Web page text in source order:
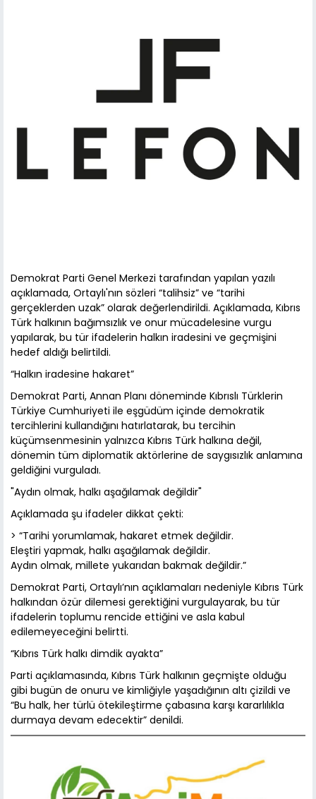
Demokrat Parti Genel Merkezi tarafından yapılan yazılı
açıklamada, Ortaylı'nın sözleri “talihsiz” ve “tarihi
gerçeklerden uzak” olarak değerlendirildi. Açıklamada, Kıbrıs
Türk halkının bağımsızlık ve onur mücadelesine vurgu
yapılarak, bu tür ifadelerin halkın iradesini ve geçmişini
hedef aldığı belirtildi.
“Halkın iradesine hakaret”
Demokrat Parti, Annan Planı döneminde Kıbrıslı Türklerin
Türkiye Cumhuriyeti ile eşgüdüm içinde demokratik
tercihlerini kullandığını hatırlatarak, bu tercihin
küçümsenmesinin yalnızca Kıbrıs Türk halkına değil,
dönemin tüm diplomatik aktörlerine de saygısızlık anlamına
geldiğini vurguladı.
"Aydın olmak, halkı aşağılamak değildir"
Açıklamada şu ifadeler dikkat çekti:
> “Tarihi yorumlamak, hakaret etmek değildir.
Eleştiri yapmak, halkı aşağılamak değildir.
Aydın olmak, millete yukarıdan bakmak değildir.”
Demokrat Parti, Ortaylı’nın açıklamaları nedeniyle Kıbrıs Türk
halkından özür dilemesi gerektiğini vurgulayarak, bu tür
ifadelerin toplumu rencide ettiğini ve asla kabul
edilemeyeceğini belirtti.
“Kıbrıs Türk halkı dimdik ayakta”
Parti açıklamasında, Kıbrıs Türk halkının geçmişte olduğu
gibi bugün de onuru ve kimliğiyle yaşadığının altı çizildi ve
“Bu halk, her türlü ötekileştirme çabasına karşı kararlılıkla
durmaya devam edecektir” denildi.